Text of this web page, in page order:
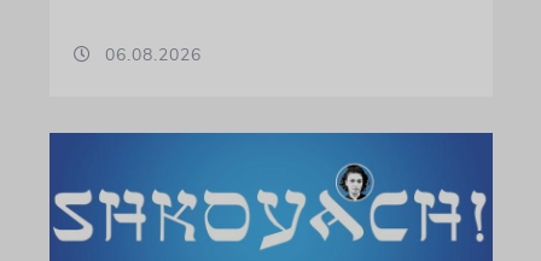
06.08.2026